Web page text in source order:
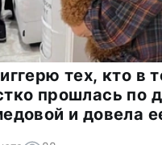
тех, кто в
прошлась по
и довела